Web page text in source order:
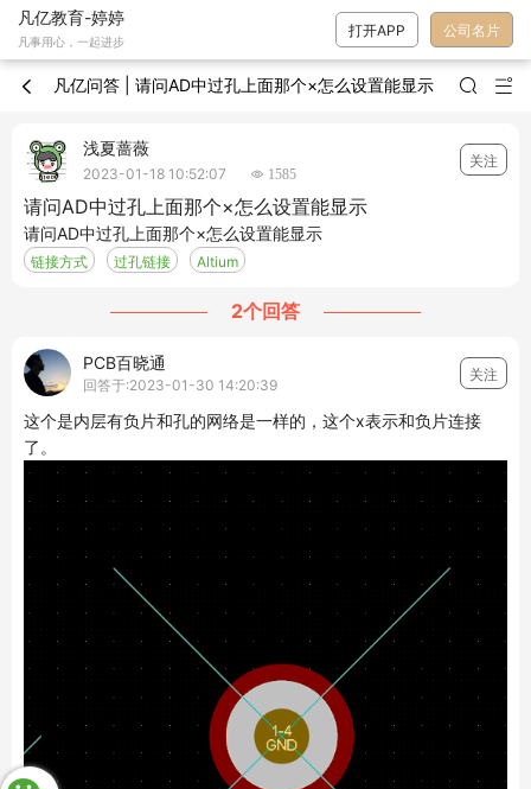
凡亿教育-婷婷
凡事用心，一起进步
打开APP 公司名片
 凡亿问答 | 请问AD中过孔上面那个×怎么设置能显示  
浅夏蔷薇
2023-01-18 10:52:07  1585
关注
请问AD中过孔上面那个×怎么设置能显示
请问AD中过孔上面那个×怎么设置能显示
链接方式 过孔链接 Altium
2个回答
PCB百晓通
回答于:2023-01-30 14:20:39
关注
这个是内层有负片和孔的网络是一样的，这个x表示和负片连接
了。